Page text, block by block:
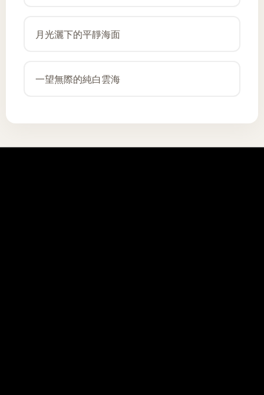
月光灑下的平靜海面
一望無際的純白雲海